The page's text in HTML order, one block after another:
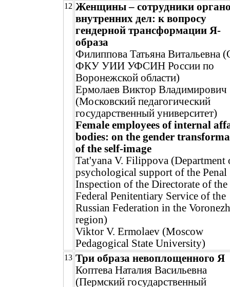
12 Женщины – сотрудники
внутренних дел: к вопросу
гендерной трансформации Я-
образа
Филиппова Татьяна Витальевна
ФКУ УИИ УФСИН России по
Воронежской области)
Ермолаев Виктор Владимирович
(Московский педагогический
государственный университет)
Female employees of internal
bodies: on the gender
of the self-image
Tat'yana V. Filippova (Department
psychological support of the Penal
Inspection of the Directorate of the
Federal Penitentiary Service of the
Russian Federation in the Voronezh
region)
Viktor V. Ermolaev (Moscow
Pedagogical State University)
13 Три образа невоплощенного Я
Коптева Наталия Васильевна
(Пермский государственный